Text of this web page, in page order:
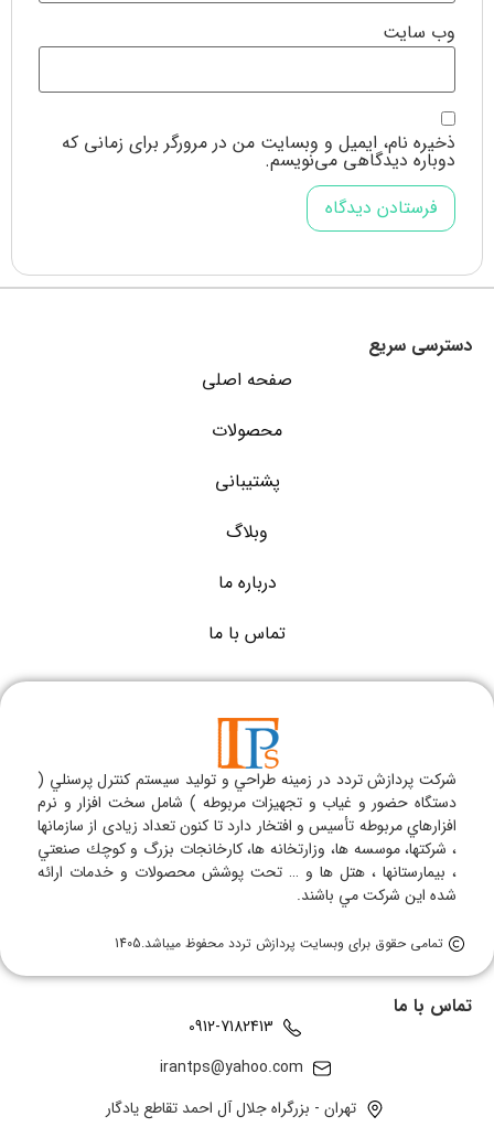
وب‌ سایت
ذخیره نام، ایمیل و وبسایت من در مرورگر برای زمانی که
دوباره دیدگاهی می‌نویسم.
دسترسی سریع
صفحه اصلی
محصولات
پشتیبانی
وبلاگ
درباره ما
تماس با ما
شركت پردازش تردد در زمينه طراحي و توليد سيستم كنترل پرسنلي (
دستگاه حضور و غياب و تجهيزات مربوطه ) شامل سخت افزار و نرم
افزارهاي مربوطه تأسيس و افتخار دارد تا كنون تعداد زیادی از سازمانها
، شركتها، موسسه ها، وزارتخانه ها، كارخانجات بزرگ و كوچك صنعتي
، بيمارستانها ، هتل ها و … تحت پوشش محصولات و خدمات ارائه
شده اين شركت مي باشند.
تمامی حقوق برای وبسایت پردازش تردد محفوظ میباشد.1405
تماس با ما
0912-7182413
irantps@yahoo.com
تهران - بزرگراه جلال آل احمد تقاطع یادگار